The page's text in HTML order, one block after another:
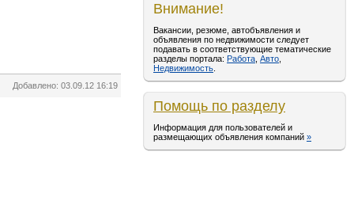
Добавлено: 03.09.12 16:19
Внимание!
Вакансии, резюме, автобъявления и
объявления по недвижимости следует
подавать в соответствующие тематические
разделы портала: Работа Авто
Недвижимость
Помощь по разделу
Информация для пользователей и
размещающих объявления компаний »